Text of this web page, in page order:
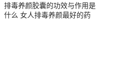
排毒养颜胶囊的功效与作用是
什么 女人排毒养颜最好的药